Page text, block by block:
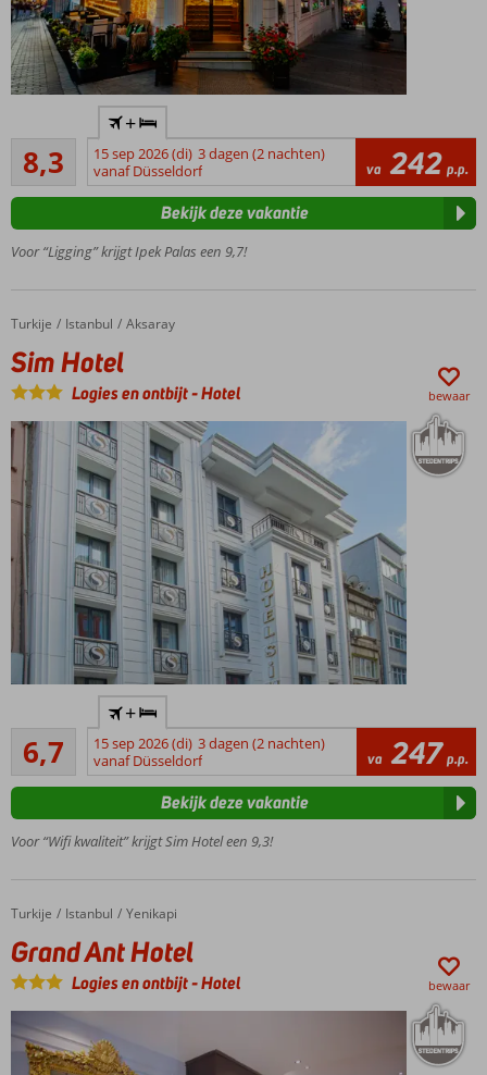
Gelegen in
Sultanahmet
Bezienswaardigheden
op loopafstand!
Terrasrestaurant
met uitzicht
Gratis
wifi
kamer
8,3Zeer goed
3
beoordelingen
+
15 sep 2026 (di) 3 dagen (2 nachten)
vanaf Düsseldorf
va 242 p.p.
Voor “Ligging” krijgt Ipek Palas een 9,7!
Bekijk deze vakantie
Home
Turkije Istanbul Aksaray
Sim Hotel
Sim Hotel
Logies en ontbijt-Hotel bewaar
in de
wijk
Aksaray
hotel
comfortabele
restaurants
en bars in
de directe
omgeving
Diverse
bezienswaardigheden
6,7
Ruim voldoende
3
beoordelingen
+
15 sep 2026 (di) 3 dagen (2 nachten)
vanaf Düsseldorf
va 247 p.p.
Voor “Wifi kwaliteit” krijgt Sim Hotel een 9,3!
Bekijk deze vakantie
Home
Turkije Istanbul Yenikapi
Grand Ant Hotel
Grand Ant Hotel
Logies en ontbijt-Hotel bewaar